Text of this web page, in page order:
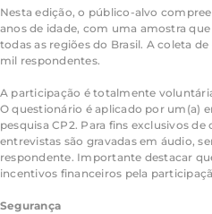
Nesta edição, o público-alvo
anos de idade, com uma amostra
todas as regiões do Brasil. A coleta
mil respondentes.
A participação é totalmente
O questionário é aplicado por um(a)
pesquisa CP2. Para fins exclusivos
entrevistas são gravadas em áudio,
respondente. Importante destacar
incentivos financeiros pela
Segurança